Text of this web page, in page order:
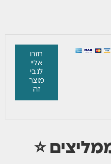
חזרו
אליי
לגבי
מוצר
זה
⭐